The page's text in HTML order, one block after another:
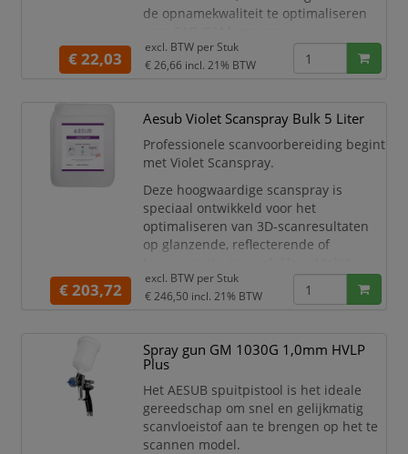
de opnamekwaliteit te optimaliseren
camera-/video-opnames, strip light
scans, blue light scans, etc.
verbetert de optische eigenschappen
van tandmodellen, gipsafgietsels,
preparaties, wax-ups, individuele
stompen en afdrukken.
€ 22,03
excl. BTW per Stuk
€ 26,66 incl. 21% BTW
Aesub Violet Scanspray Bulk 5 Liter
Professionele scanvoorbereiding begint
met Violet Scanspray.
Deze hoogwaardige scanspray is
speciaal ontwikkeld voor het
optimaliseren van 3D-scanresultaten
op glanzende, reflecterende of
Scanspray creëert een dun, egaal en
mat laagje dat lichtverstrooiing
residu of schade aan het oppervlak.
Residuvrij: verdampt voll
€ 203,72
excl. BTW per Stuk
€ 246,50 incl. 21% BTW
Spray gun GM 1030G 1,0mm HVLP
Plus
Het AESUB spuitpistool is het ideale
gereedschap om snel en gelijkmatig
scanvloeistof aan te brengen op het te
scannen model.